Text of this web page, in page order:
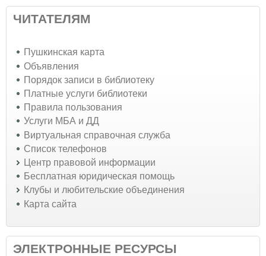
ЧИТАТЕЛЯМ
Пушкинская карта
Объявления
Порядок записи в библиотеку
Платные услуги библиотеки
Правила пользования
Услуги МБА и ДД
Виртуальная справочная служба
Список телефонов
Центр правовой информации
Бесплатная юридическая помощь
Клубы и любительские объединения
Карта сайта
ЭЛЕКТРОННЫЕ РЕСУРСЫ